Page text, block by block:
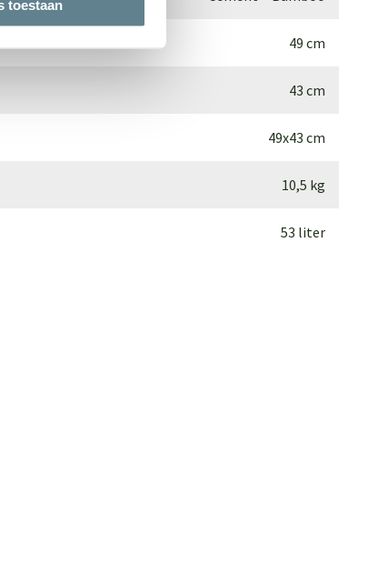
toestaan
49 cm
43 cm
49x43 cm
10,5 kg
53 liter